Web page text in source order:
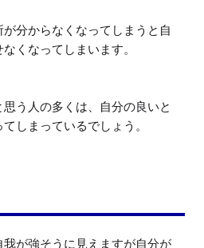
分からなくなってしまうと自
くなってしまいます。
思う人の多くは、自分の良いと
しまっているでしょう。
が強そうに見えますが自分が